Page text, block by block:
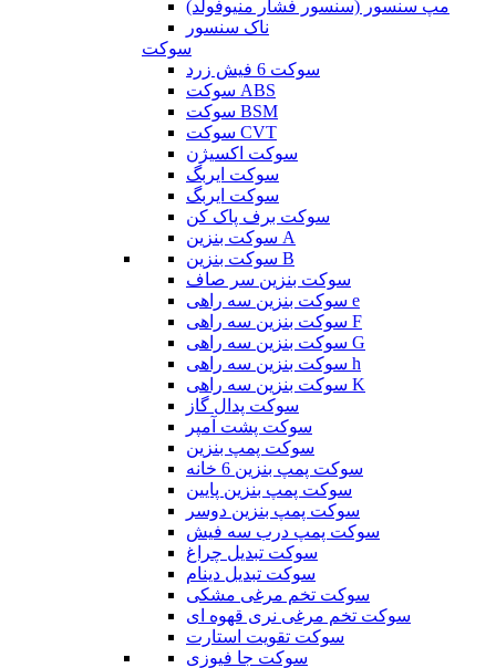
مپ سنسور (سنسور فشار منیوفولد)
ناک سنسور
سوکت
سوکت 6 فیش زرد
سوکت ABS
سوکت BSM
سوکت CVT
سوکت اکسیژن
سوکت ایربگ
سوکت ایربگ
سوکت برف پاک کن
سوکت بنزین A
سوکت بنزین B
سوکت بنزین سر صاف
سوکت بنزین سه راهی e
سوکت بنزین سه راهی F
سوکت بنزین سه راهی G
سوکت بنزین سه راهی h
سوکت بنزین سه راهی K
سوکت پدال گاز
سوکت پشت آمپر
سوکت پمپ بنزین
سوکت پمپ بنزین 6 خانه
سوکت پمپ بنزین پایین
سوکت پمپ بنزین دوسر
سوکت پمپ درب سه فیش
سوکت تبدیل چراغ
سوکت تبدیل دینام
سوکت تخم مرغی مشکی
سوکت تخم مرغی نری قهوه ای
سوکت تقویت استارت
سوکت جا فیوزی